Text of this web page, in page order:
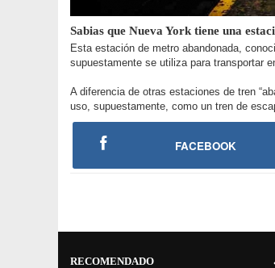
Sabias que Nueva York tiene una
Esta estación de metro abandonada,
supuestamente se utiliza para transportar
A diferencia de otras estaciones de tren
uso, supuestamente, como un tren de
FACEBOOK
RECOMENDADO